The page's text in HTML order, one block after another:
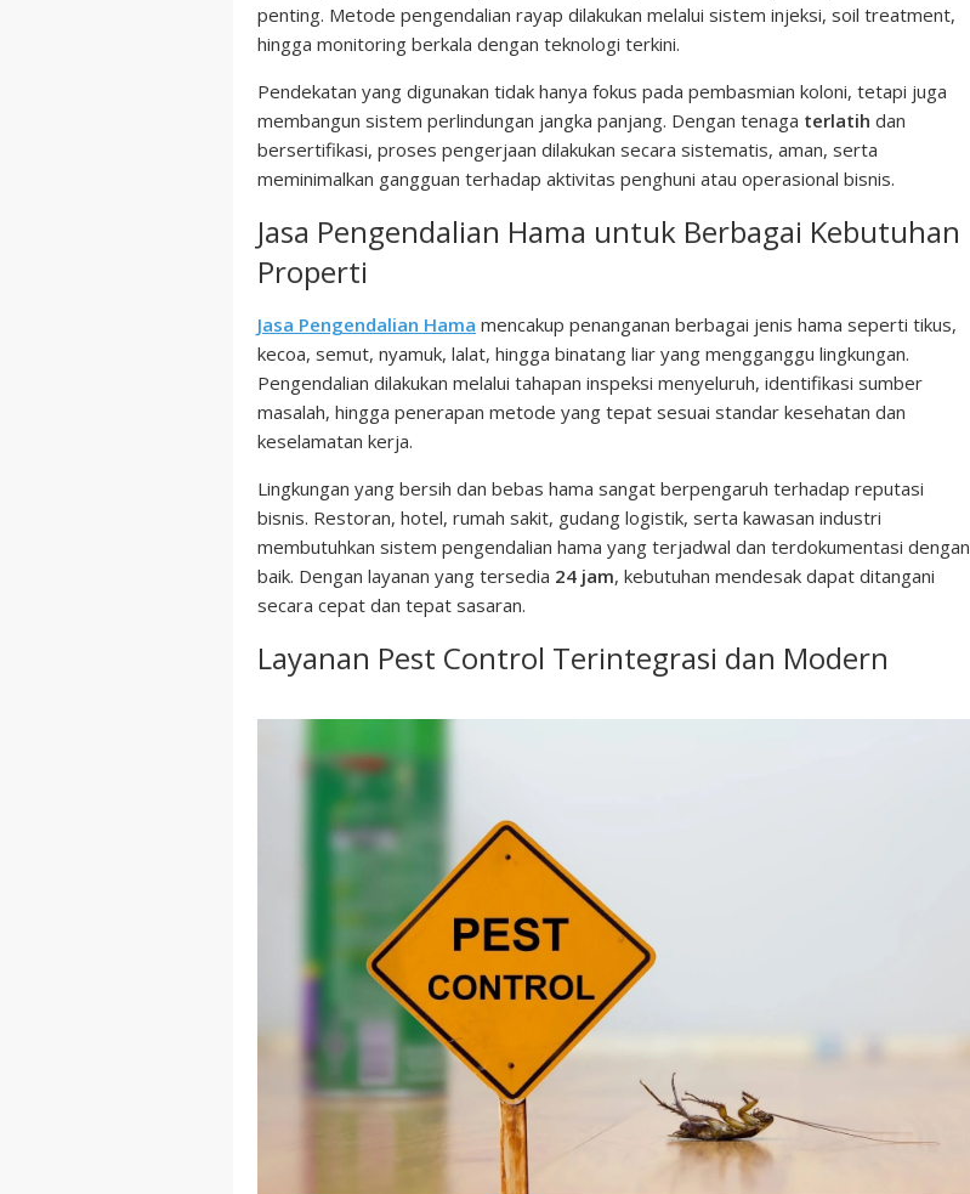
penting. Metode pengendalian rayap dilakukan melalui sistem injeksi, soil treatment,
hingga monitoring berkala dengan teknologi terkini.
Pendekatan yang digunakan tidak hanya fokus pada pembasmian koloni, tetapi juga
membangun sistem perlindungan jangka panjang. Dengan tenaga terlatih dan
bersertifikasi, proses pengerjaan dilakukan secara sistematis, aman, serta
meminimalkan gangguan terhadap aktivitas penghuni atau operasional bisnis.
Jasa Pengendalian Hama untuk Berbagai Kebutuhan
Properti
Jasa Pengendalian Hama mencakup penanganan berbagai jenis hama seperti tikus,
kecoa, semut, nyamuk, lalat, hingga binatang liar yang mengganggu lingkungan.
Pengendalian dilakukan melalui tahapan inspeksi menyeluruh, identifikasi sumber
masalah, hingga penerapan metode yang tepat sesuai standar kesehatan dan
keselamatan kerja.
Lingkungan yang bersih dan bebas hama sangat berpengaruh terhadap reputasi
bisnis. Restoran, hotel, rumah sakit, gudang logistik, serta kawasan industri
membutuhkan sistem pengendalian hama yang terjadwal dan terdokumentasi dengan
baik. Dengan layanan yang tersedia 24 jam, kebutuhan mendesak dapat ditangani
secara cepat dan tepat sasaran.
Layanan Pest Control Terintegrasi dan Modern